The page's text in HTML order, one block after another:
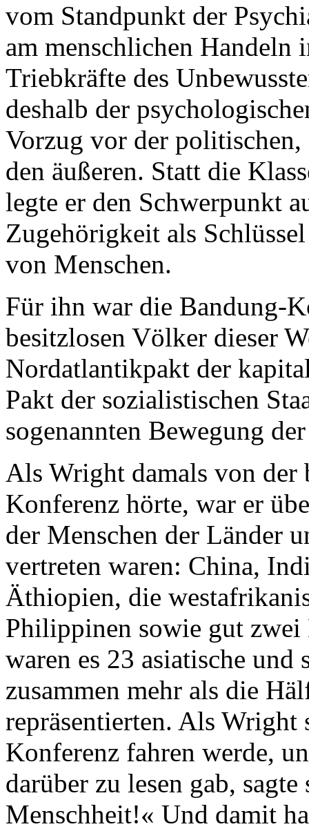
vom Standpunkt der
am menschlichen Handeln
Triebkräfte des
deshalb der
Vorzug vor der
den äußeren. Statt die
legte er den Schwerpunkt
Zugehörigkeit als
von Menschen.
Für ihn war die Bandung-
besitzlosen Völker dieser
Nordatlantikpakt der
Pakt der sozialistischen
sogenannten Bewegung
Als Wright damals von der
Konferenz hörte, war er
der Menschen der Länder
vertreten waren: China,
Äthiopien, die
Philippinen sowie gut zwei
waren es 23 asiatische und
zusammen mehr als die
repräsentierten. Als Wright
Konferenz fahren werde,
darüber zu lesen gab,
Menschheit!« Und damit